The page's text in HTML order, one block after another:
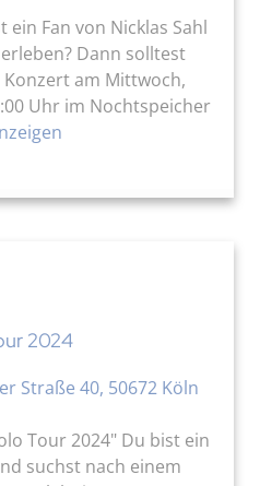
Fan von Nicklas Sahl
Dann solltest
am Mittwoch,
Uhr im Nochtspeicher
2024
Straße 40, 50672 Köln
Tour 2024" Du bist ein
suchst nach einem